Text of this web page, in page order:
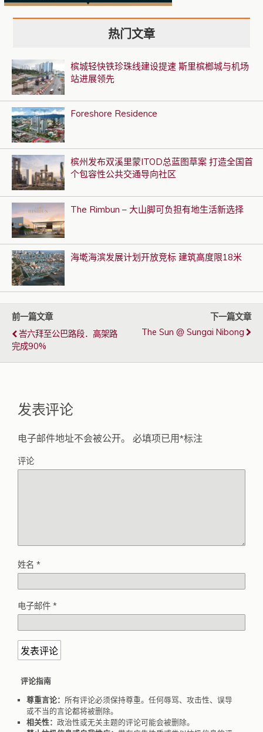
热门文章
槟城轻快铁珍珠线建设提速 斯里槟榔城与机场
站进展领先
Foreshore Residence
槟州发布双溪里蒙ITOD总蓝图草案 打造全国首
个包容性公共交通导向社区
The Rimbun – 大山脚可负担有地生活新选择
海墘海滨发展计划开放竞标 建筑高度限18米
前一篇文章
峇六拜至公巴路段．高架路
完成90%
下一篇文章
The Sun @ Sungai Nibong
发表评论
电子邮件地址不会被公开。 必填项已用*标注
评论
姓名 *
电子邮件 *
评论指南
尊重言论： 所有评论必须保持尊重。任何辱骂、攻击性、误导
或不当的言论都将被删除。
相关性： 政治性或无关主题的评论可能会被删除。